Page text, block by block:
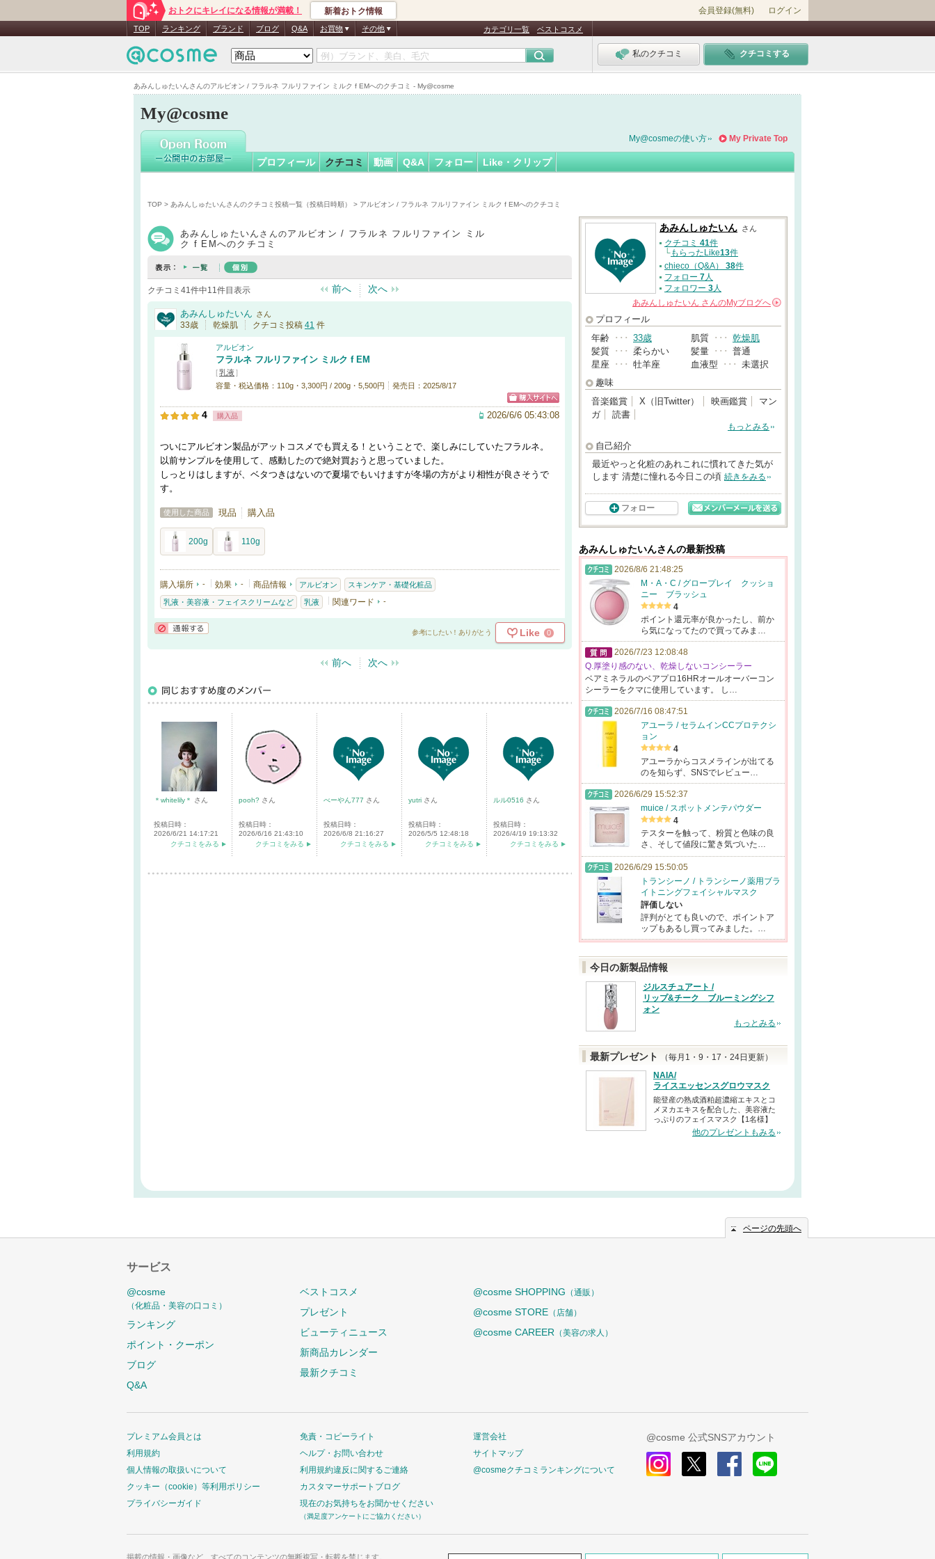
あみんしゅたいんさんのアルビオン / フラルネ フルリファイン ミルク f EMへのクチコミ - My@cosme
おトクにキレイになる情報が満載！ 新着おトク情報 会員登録(無料) ログイン
TOP ランキング ブランド ブログ Q&A お買物 その他 カテゴリ一覧 ベストコスメ
私のクチコミ クチコミする
My@cosme
あみんしゅたいんさん
My Private Top
My@cosmeの使い方
プロフィール クチコミ 動画 Q&A フォロー Like・クリップ
TOP > あみんしゅたいんさんのクチコミ投稿一覧（投稿日時順） > アルビオン / フラルネ フルリファイン ミルク f EMへのクチコミ
あみんしゅたいん さんのアルビオン / フラルネ フルリファイン ミル
ク f EMへのクチコミ
クチコミ41件中11件目表示 前へ 次へ
あみんしゅたいん さん
33歳 乾燥肌 クチコミ投稿 41 件
アルビオン
フラルネ フルリファイン ミルク f EM
[乳液]
容量・税込価格：110g・3,300円 / 200g・5,500円
発売日：2025/8/17
4 購入品 2026/6/6 05:43:08
ついにアルビオン製品がアットコスメでも買える！ということで、楽しみにしていたフラルネ。
以前サンプルを使用して、感動したので絶対買おうと思っていました。
しっとりはしますが、ベタつきはないので夏場でもいけますが冬場の方がより相性が良さそうで
す。
使用した商品 現品 購入品
200g 110g
購入場所 - 効果 - 商品情報 アルビオン スキンケア・基礎化粧品
乳液・美容液・フェイスクリームなど 乳液 関連ワード -
参考にしたい！ありがとう Like 0
前へ 次へ
＊whitelily＊ さん
投稿日時：
2026/6/21 14:17:21
クチコミをみる
pooh? さん
投稿日時：
2026/6/16 21:43:10
クチコミをみる
べーやん777 さん
投稿日時：
2026/6/8 21:16:27
クチコミをみる
yutri さん
投稿日時：
2026/5/5 12:48:18
クチコミをみる
ルル0516 さん
投稿日時：
2026/4/19 19:13:32
クチコミをみる
あみんしゅたいん さん
クチコミ 41件
└もらったLike13件
chieco（Q&A） 38件
フォロー 7人
フォロワー 3人
あみんしゅたいん さんのMyブログへ
プロフィール
年齢 ･･･ 33歳 肌質 ･･･ 乾燥肌
髪質 ･･･ 柔らかい 髪量 ･･･ 普通
星座 ･･･ 牡羊座 血液型 ･･･ 未選択
趣味
音楽鑑賞
X（旧Twitter） 映画鑑賞
マン
ガ
読書
もっとみる
自己紹介
最近やっと化粧のあれこれに慣れてきた気が
します 清楚に憧れる今日この頃 続きをみる
フォロー
あみんしゅたいんさんの最新投稿
2026/8/6 21:48:25
M・A・C / グロープレイ クッショ
ニー ブラッシュ
4
ポイント還元率が良かったし、前か
ら気になってたので買ってみま…
2026/7/23 12:08:48
Q.厚塗り感のない、乾燥しないコンシーラー
ベアミネラルのベアプロ16H Rオールオーバーコン
シーラーをクマに使用しています。 し…
2026/7/16 08:47:51
アユーラ / セラムインCCプロテクシ
ョン
4
アユーラからコスメラインが出てる
のを知らず、SNSでレビュー…
2026/6/29 15:52:37
muice / スポットメンテパウダー
4
テスターを触って、粉質と色味の良
さ、そして値段に驚き気づいた…
2026/6/29 15:50:05
トランシーノ / トランシーノ薬用ブラ
イトニングフェイシャルマスク
評価しない
評判がとても良いので、ポイントア
ップもあるし買ってみました。…
今日の新製品情報
ジルスチュアート /
リップ&チーク ブルーミングシフ
ォン
もっとみる
最新プレゼント
（毎月1・9・17・24日更新）
NAIA/
ライスエッセンスグロウマスク
能登産の熟成酒粕超濃縮エキスとコ
メヌカエキスを配合した、美容液た
っぷりのフェイスマスク【1名様】
他のプレゼントもみる
ページの先頭へ
サービス
@cosme
（化粧品・美容の口コミ）
ランキング
ポイント・クーポン
ブログ
Q&A
ベストコスメ
プレゼント
ビューティニュース
新商品カレンダー
最新クチコミ
@cosme SHOPPING （通販）
@cosme STORE （店舗）
@cosme CAREER （美容の求人）
プレミアム会員とは
利用規約
個人情報の取扱いについて
クッキー（cookie）等利用ポリシー
プライバシーガイド
免責・コピーライト
ヘルプ・お問い合わせ
利用規約違反に関するご連絡
カスタマーサポートブログ
現在のお気持ちをお聞かせください
（満足度アンケートにご協力ください）
運営会社
サイトマップ
@cosmeクチコミランキングについて
@cosme 公式SNSアカウント
掲載の情報・画像など、すべてのコンテンツの無断複写・転載を禁じます。